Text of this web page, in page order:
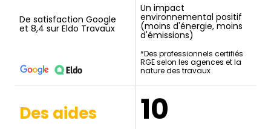
De satisfaction Google
et 8,4 sur Eldo Travaux
Un impact
environnemental positif
(moins d'énergie, moins
d'émissions)
*Des professionnels certifiés
RGE selon les agences et la
nature des travaux
Des aides
10